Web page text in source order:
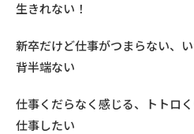
生きれない！
新卒だけど仕事がつまらない、
背半端ない
仕事くだらなく感じる、トトロ
仕事したい